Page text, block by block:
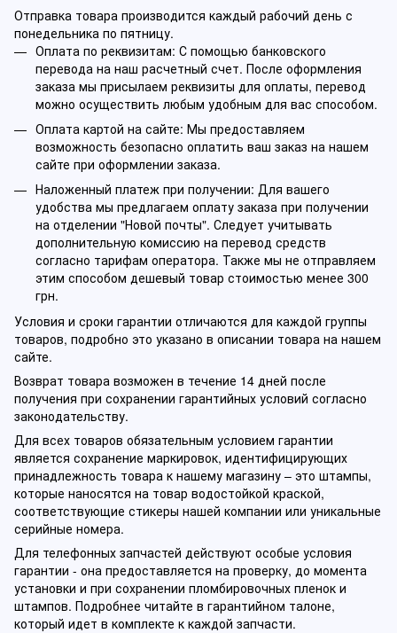
Отправка товара производится каждый рабочий день с
понедельника по пятницу.
Оплата по реквизитам: С помощью банковского
перевода на наш расчетный счет. После оформления
заказа мы присылаем реквизиты для оплаты, перевод
можно осуществить любым удобным для вас способом.
Оплата картой на сайте: Мы предоставляем
возможность безопасно оплатить ваш заказ на нашем
сайте при оформлении заказа.
Наложенный платеж при получении: Для вашего
удобства мы предлагаем оплату заказа при получении
на отделении "Новой почты". Следует учитывать
дополнительную комиссию на перевод средств
согласно тарифам оператора. Также мы не отправляем
этим способом дешевый товар стоимостью менее 300
грн.
Условия и сроки гарантии отличаются для каждой группы
товаров, подробно это указано в описании товара на нашем
сайте.
Возврат товара возможен в течение 14 дней после
получения при сохранении гарантийных условий согласно
законодательству.
Для всех товаров обязательным условием гарантии
является сохранение маркировок, идентифицирующих
принадлежность товара к нашему магазину – это штампы,
которые наносятся на товар водостойкой краской,
соответствующие стикеры нашей компании или уникальные
серийные номера.
Для телефонных запчастей действуют особые условия
гарантии - она предоставляется на проверку, до момента
установки и при сохранении пломбировочных пленок и
штампов. Подробнее читайте в гарантийном талоне,
который идет в комплекте к каждой запчасти.